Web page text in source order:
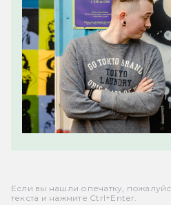
Если вы нашли опечатку,
текста и нажмите Ctrl+Enter.